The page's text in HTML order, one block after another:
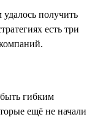
получить
есть три
гибким
ещё не начали